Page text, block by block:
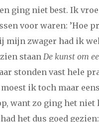
ging niet best. Ik
voor waren: ’Hoe
mijn zwager had ik
staan De kunst om
stonden vast hele
ik toch maar
want zo ging het niet
het dus goed